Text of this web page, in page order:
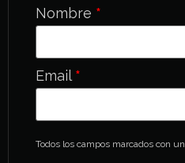
Nombre *
Email *
Todos los campos marcados con un